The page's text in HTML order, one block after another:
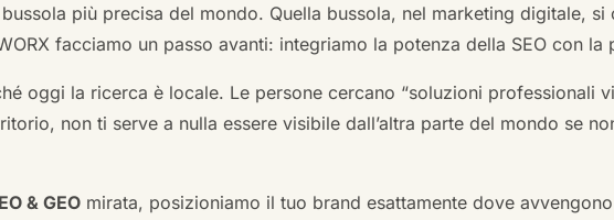
più precisa del mondo. Quella bussola, nel marketing digitale,
facciamo un passo avanti: integriamo la potenza della SEO con
oggi la ricerca è locale. Le persone cercano “soluzioni professionali
non ti serve a nulla essere visibile dall’altra parte del mondo se
& GEO mirata, posizioniamo il tuo brand esattamente dove